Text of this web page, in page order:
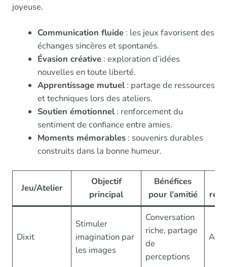
joyeuse.
Communication fluide: les jeux favorisent des
échanges sincères et spontanés.
Évasion créative: exploration d’idées
nouvelles en toute liberté.
Apprentissage mutuel: partage de ressources
et techniques lors des ateliers.
Soutien émotionnel: renforcement du
sentiment de confiance entre amies.
Moments mémorables: souvenirs durables
construits dans la bonne humeur.
Jeu/Atelier
Objectif
principal
Bénéfices
pour l’amitié
Dixit
Stimuler
imagination par
les images
Conversation
riche, partage
de
perceptions